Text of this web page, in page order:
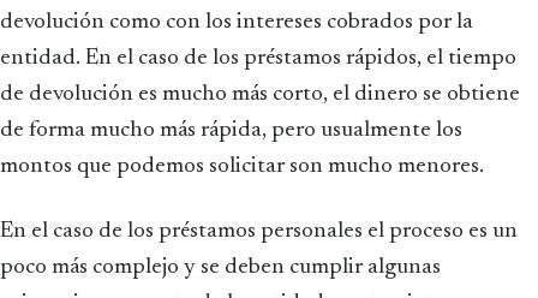
devolución como con los intereses cobrados por la
entidad. En el caso de los préstamos rápidos, el tiempo
de devolución es mucho más corto, el dinero se obtiene
de forma mucho más rápida, pero usualmente los
montos que podemos solicitar son mucho menores.
En el caso de los préstamos personales el proceso es un
poco más complejo y se deben cumplir algunas